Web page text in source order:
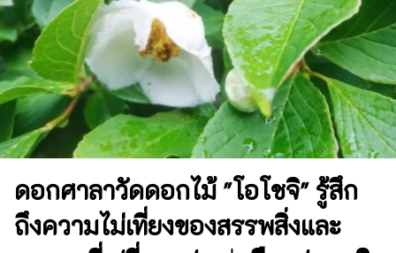
ดอกศาลาวัดดอกไม้ "โอโชจิ" รู้สึก
ถึงความไม่เที่ยงของสรรพสิ่งและ